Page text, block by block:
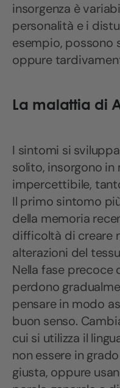
insorgenza è
personalità e i
esempio, possono
oppure
La malattia di
I sintomi si
solito, insorgono in
impercettibile,
Il primo sintomo
della memoria
difficoltà di creare
alterazioni del
Nella fase precoce
perdono
pensare in modo
buon senso.
cui si utilizza il
non essere in
giusta, oppure